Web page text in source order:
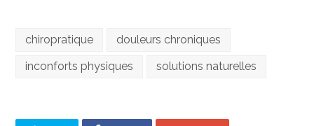
chiropratique douleurs chroniques
inconforts physiques solutions naturelles